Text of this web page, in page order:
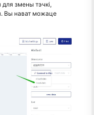
змены тэчкі,
Вы нават можаце